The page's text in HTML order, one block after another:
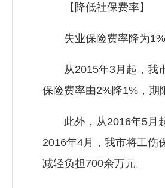
【降低社保费率】
失业保险费率降为1%
从2015年3月起，我市
保险费率由2%降1%，期
此外，从2016年5月起
2016年4月，我市将工伤
减轻负担700余万元。